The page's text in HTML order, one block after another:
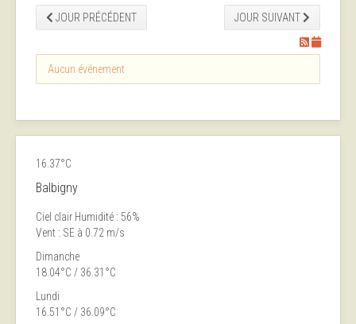
JOUR PRÉCÉDENT JOUR SUIVANT
Aucun événement
16.37°C
Balbigny
Ciel clair Humidité : 56%
Vent : SE à 0.72 m/s
Dimanche
18.04°C / 36.31°C
Lundi
16.51°C / 36.09°C